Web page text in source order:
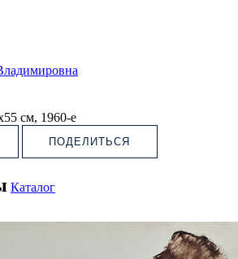
см, 1960-е
ПОДЕЛИТЬСЯ
Каталог